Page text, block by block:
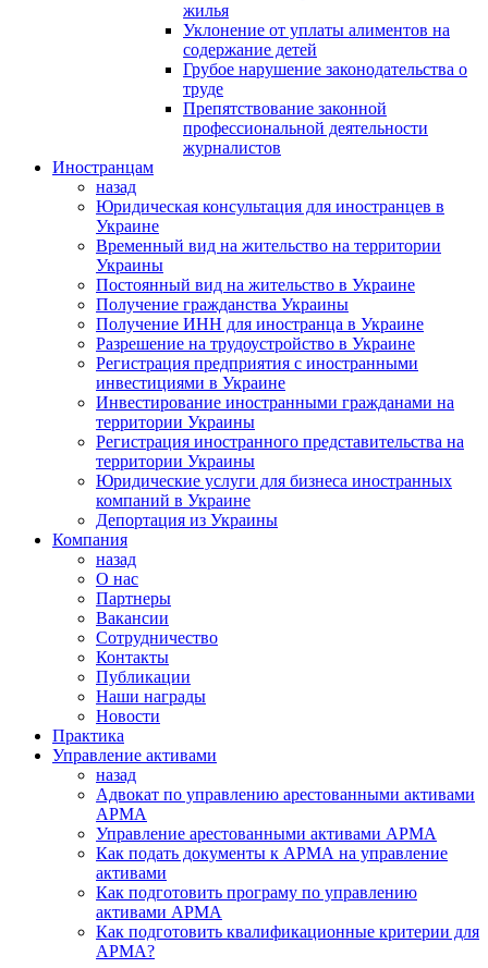
жилья
Уклонение от уплаты алиментов на
содержание детей
Грубое нарушение законодательства о
труде
Препятствование законной
профессиональной деятельности
журналистов
Иностранцам
назад
Юридическая консультация для иностранцев в
Украине
Временный вид на жительство на территории
Украины
Постоянный вид на жительство в Украине
Получение гражданства Украины
Получение ИНН для иностранца в Украине
Разрешение на трудоустройство в Украине
Регистрация предприятия с иностранными
инвестициями в Украине
Инвестирование иностранными гражданами на
территории Украины
Регистрация иностранного представительства на
территории Украины
Юридические услуги для бизнеса иностранных
компаний в Украине
Депортация из Украины
Компания
назад
О нас
Партнеры
Вакансии
Сотрудничество
Контакты
Публикации
Наши награды
Новости
Практика
Управление активами
назад
Адвокат по управлению арестованными активами
АРМА
Управление арестованными активами АРМА
Как подать документы к АРМА на управление
активами
Как подготовить програму по управлению
активами АРМА
Как подготовить квалификационные критерии для
АРМА?